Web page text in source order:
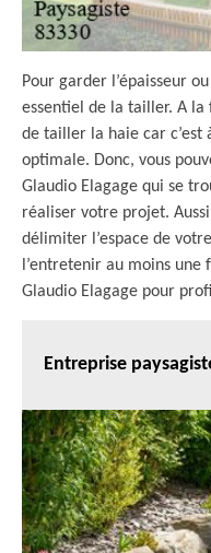
Pour garder l’épaisseur
essentiel de la tailler. A
de tailler la haie car c’est
optimale. Donc, vous
Glaudio Elagage qui se
réaliser votre projet.
délimiter l’espace de
l’entretenir au moins une
Glaudio Elagage pour
Entreprise